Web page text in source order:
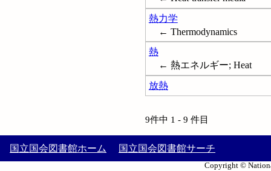
熱力学
← Thermodynamics
熱
← 熱エネルギー; Heat
放熱
9件中 1 - 9 件目
国立国会図書館ホーム 国立国会図書館サーチ
Copyright ©